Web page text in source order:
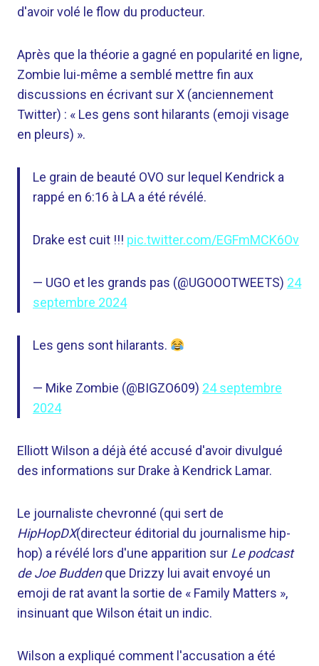
d'avoir volé le flow du producteur.
Après que la théorie a gagné en popularité en ligne,
Zombie lui-même a semblé mettre fin aux
discussions en écrivant sur X (anciennement
Twitter) : « Les gens sont hilarants (emoji visage
en pleurs) ».
Le grain de beauté OVO sur lequel Kendrick a
rappé en 6:16 à LA a été révélé.
Drake est cuit !!! pic.twitter.com/EGFmMCK6Ov
— UGO et les grands pas (@UGOOOTWEETS) 24
septembre 2024
Les gens sont hilarants.
— Mike Zombie (@BIGZO609) 24 septembre
2024
Elliott Wilson a déjà été accusé d'avoir divulgué
des informations sur Drake à Kendrick Lamar.
Le journaliste chevronné (qui sert de
HipHopDX(directeur éditorial du journalisme hip-
hop) a révélé lors d'une apparition sur Le podcast
de Joe Buddenque Drizzy lui avait envoyé un
emoji de rat avant la sortie de « Family Matters »,
insinuant que Wilson était un indic.
Wilson a expliqué comment l'accusation a été